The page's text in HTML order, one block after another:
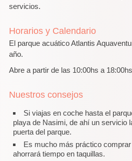
servicios.
Horarios y Calendario
El parque acuático Atlantis
año.
Abre a partir de las 10:00hs a
Nuestros consejos
Si viajas en coche hasta el
playa de Nasimi, de ahí un servicio
puerta del parque.
Es mucho más práctico
ahorrará tiempo en taquillas.